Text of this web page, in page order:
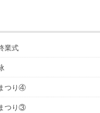
業式
つり④
つり③